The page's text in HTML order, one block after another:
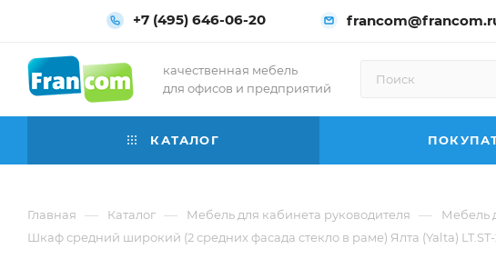
+7 (495) 646-06-20
качественная мебель
для офисов и предприятий
КАТАЛОГ
Главная — Каталог — Мебель для кабинета руководителя — Мебель
Шкаф средний широкий (2 средних фасада стекло в раме) Ялта (Yalta) LT.ST-